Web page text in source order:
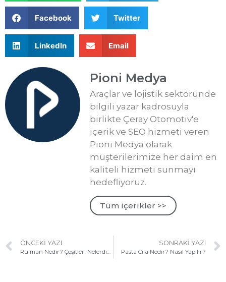
Facebook Twitter
LinkedIn Email
Pioni Medya
Araçlar ve lojistik sektöründe
bilgili yazar kadrosuyla
birlikte Çeray Otomotiv'e
içerik ve SEO hizmeti veren
Pioni Medya olarak
müşterilerimize her daim en
kaliteli hizmeti sunmayı
hedefliyoruz.
Tüm içerikler >>
ÖNCEKI YAZI SONRAKI YAZI
Pasta Cila Nedir? Nasıl Yapılır?